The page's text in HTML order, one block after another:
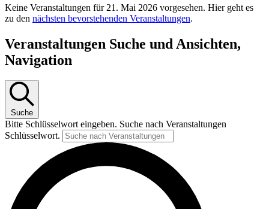
Keine Veranstaltungen für 21. Mai 2026 vorgesehen. Hier geht es
zu den nächsten bevorstehenden Veranstaltungen.
Veranstaltungen Suche und Ansichten,
Navigation
Suche
Bitte Schlüsselwort eingeben. Suche nach Veranstaltungen
Schlüsselwort.